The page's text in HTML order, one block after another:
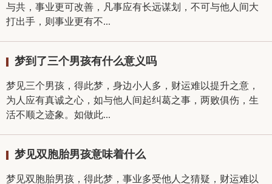
与共，事业更可改善，凡事应有长远谋划，不可与他人间大
打出手，则事业更有不...
梦到了三个男孩有什么意义吗
梦见三个男孩，得此梦，身边小人多，财运难以提升之意，
为人应有真诚之心，如与他人间起纠葛之事，两败俱伤，生
活不顺之迹象。如做此...
梦见双胞胎男孩意味着什么
梦见双胞胎男孩，得此梦，事业多受他人之猜疑，财运难以